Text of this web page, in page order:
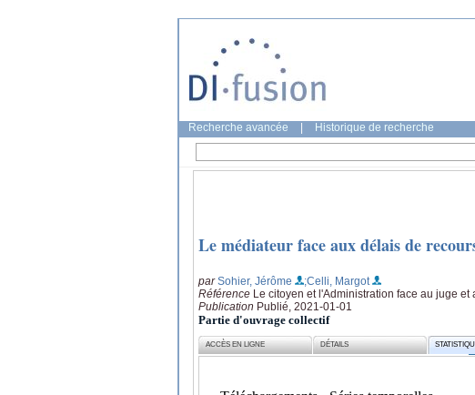
Recherche avancée Historique de recherche
Le médiateur face aux délais de
parSohier, Jérôme
;Celli, Margot
Référence Le citoyen et l'Administration face au juge
Publication Publié, 2021-01-01
Partie d'ouvrage collectif
ACCÈS EN LIGNE DÉTAILS